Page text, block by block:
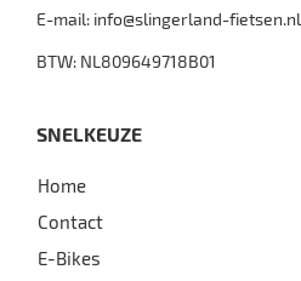
E-mail: info@slingerland-fietsen.nl
BTW: NL809649718B01
SNELKEUZE
Home
Contact
E-Bikes